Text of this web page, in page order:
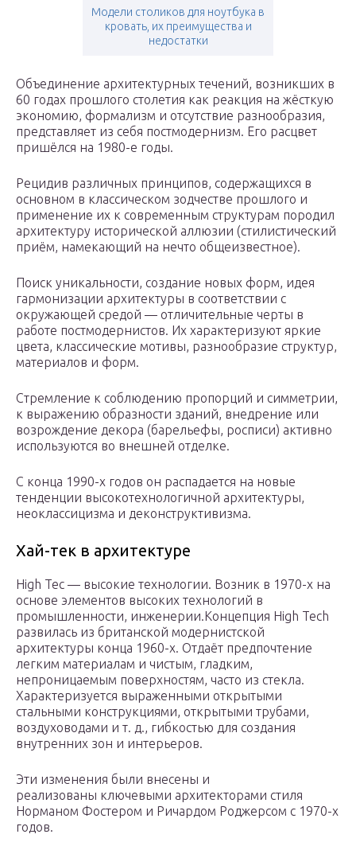
Модели столиков для ноутбука в
кровать, их преимущества и
недостатки
Объединение архитектурных течений, возникших в
60 годах прошлого столетия как реакция на жёсткую
экономию, формализм и отсутствие разнообразия,
представляет из себя постмодернизм. Его расцвет
пришёлся на 1980-е годы.
Рецидив различных принципов, содержащихся в
основном в классическом зодчестве прошлого и
применение их к современным структурам породил
архитектуру исторической аллюзии (стилистический
приём, намекающий на нечто общеизвестное).
Поиск уникальности, создание новых форм, идея
гармонизации архитектуры в соответствии с
окружающей средой — отличительные черты в
работе постмодернистов. Их характеризуют яркие
цвета, классические мотивы, разнообразие структур,
материалов и форм.
Стремление к соблюдению пропорций и симметрии,
к выражению образности зданий, внедрение или
возрождение декора (барельефы, росписи) активно
используются во внешней отделке.
С конца 1990-х годов он распадается на новые
тенденции высокотехнологичной архитектуры,
неоклассицизма и деконструктивизма.
Хай-тек в архитектуре
High Tec — высокие технологии. Возник в 1970-х на
основе элементов высоких технологий в
промышленности, инженерии.Концепция High Tech
развилась из британской модернистской
архитектуры конца 1960-х. Отдаёт предпочтение
легким материалам и чистым, гладким,
непроницаемым поверхностям, часто из стекла.
Характеризуется выраженными открытыми
стальными конструкциями, открытыми трубами,
воздуховодами и т. д., гибкостью для создания
внутренних зон и интерьеров.
Эти изменения были внесены и
реализованы ключевыми архитекторами стиля
Норманом Фостером и Ричардом Роджерсом с 1970-х
годов.